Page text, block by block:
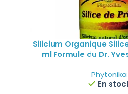
Silicium Organique
ml Formule du Dr.
Phytonika
En